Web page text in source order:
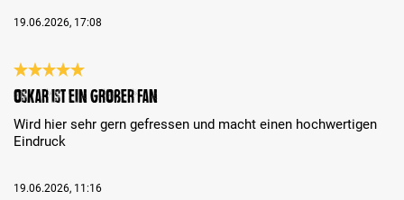
19.06.2026, 17:08
Recenze s hodnocením 5 z 5 hvězd
Oskar ist ein großer Fan
Wird hier sehr gern gefressen und macht einen hochwertigen
Eindruck
19.06.2026, 11:16